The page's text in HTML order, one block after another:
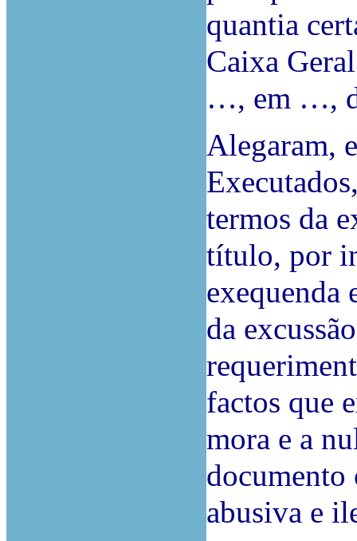
quantia
Caixa
…, em …,
Alegaram,
termos da
título, por
exequenda
da
factos que
mora e a
documento
abusiva e